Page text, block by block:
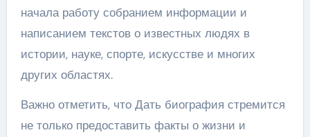
начала работу собранием информации и
написанием текстов о известных людях в
истории, науке, спорте, искусстве и многих
других областях.
Важно отметить, что Дать биография стремится
не только предоставить факты о жизни и